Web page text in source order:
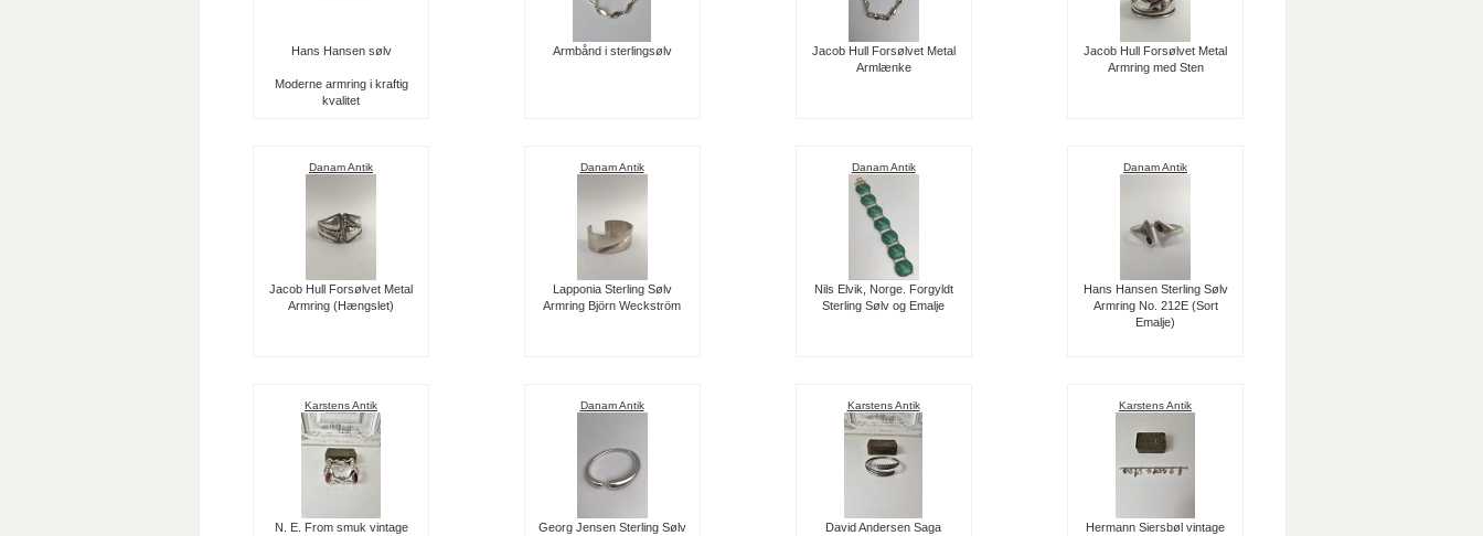
Hans Hansen sølv
Moderne armring i kraftig
kvalitet
Armbånd i sterlingsølv
Jacob Hull Forsølvet Metal
Armlænke
Jacob Hull Forsølvet Metal
Armring med Sten
Danam Antik
Jacob Hull Forsølvet Metal
Armring (Hængslet)
Danam Antik
Lapponia Sterling Sølv
Armring Björn Weckström
Danam Antik
Nils Elvik, Norge. Forgyldt
Sterling Sølv og Emalje
Danam Antik
Hans Hansen Sterling Sølv
Armring No. 212E (Sort
Emalje)
Karstens Antik
N. E. From smuk vintage
Danam Antik
Georg Jensen Sterling Sølv
Karstens Antik
David Andersen Saga
Karstens Antik
Hermann Siersbøl vintage